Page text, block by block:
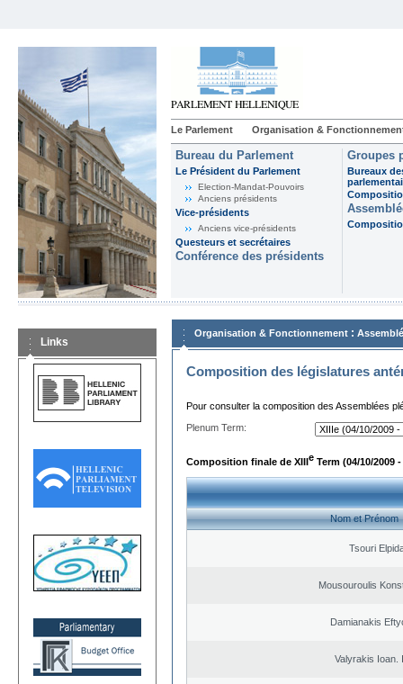
Le Parlement Organisation &
Bureau du Parlement
Le Président du Parlement
Election-Mandat-Pouvoirs
Anciens présidents
Vice-présidents
Anciens vice-présidents
Questeurs et secrétaires
Conférence des présidents
Groupes
Bureaux
Links
Organisation & Fonctionnement :
Composition des législatures
Pour consulter la composition des Assemblées
Plenum Term:
Composition finale de XIIIe Term (04/10/2009 -
Nom et Prénom
Tsouri
Mousouroulis
Damianakis
Valyrakis Ioan.